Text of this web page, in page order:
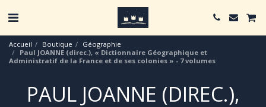
Accueil Boutique
Géographie
Paul JOANNE (direc.), « Dictionnaire Géographique et
Administratif de la France et de ses colonies » - 7 volumes
PAUL JOANNE (DIREC.),